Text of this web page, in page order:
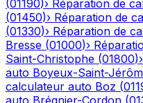
(01190)› Réparation de
(01450)› Réparation de
(01330)› Réparation de
Bresse (01000)›
Saint-Christophe (01800)›
auto Boyeux-Saint-
calculateur auto Boz (
auto Brégnier-Cordon (